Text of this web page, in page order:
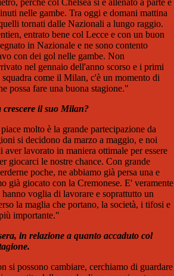
perché col Chelsea si è allenato a parte e
nelle gambe. Tra oggi e domani mattina
tornati dalle Nazionali a lungo raggio.
entrato bene col Lecce e con un buon
in Nazionale e ne sono contento
con dei gol nelle gambe. Non
nel gennaio dell'anno scorso e i primi
come il Milan, c'è un momento di
possa fare una buona stagione."
crescere il suo Milan?
molto è la grande partecipazione da
si decidono da marzo a maggio, e noi
aver lavorato in maniera ottimale per essere
giocarci le nostre chance. Con grande
poche, ne abbiamo già persa una e
già giocato con la Cremonese. E' veramente
voglia di lavorare e soprattutto un
la maglia che portano, la società, i tifosi e
importante."
in relazione a quanto accaduto col
si possono cambiare, cerchiamo di guardare